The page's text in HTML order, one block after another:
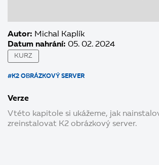
Autor: Michal Kaplík
Datum nahrání: 05. 02. 2024
KURZ
#K2 OBRÁZKOVÝ SERVER
Verze
V této kapitole si ukážeme, jak
zreinstalovat K2 obrázkový server.